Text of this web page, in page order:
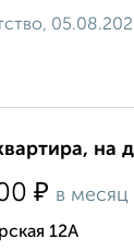
на
₽ в месяц
12А